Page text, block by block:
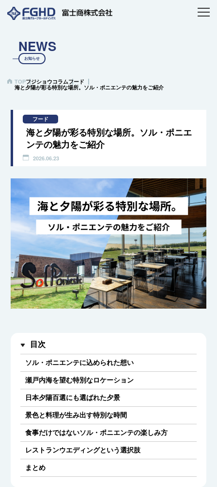
NEWS
お知らせ
TOPフジショウコラムフード
海と夕陽が彩る特別な場所。ソル・ポニエンテの魅力をご紹介
フード
海と夕陽が彩る特別な場所。ソル・ポニエ
ンテの魅力をご紹介
2026.06.23
目次
ソル・ポニエンテに込められた想い
瀬戸内海を望む特別なロケーション
日本夕陽百選にも選ばれた夕景
景色と料理が生み出す特別な時間
食事だけではないソル・ポニエンテの楽しみ方
レストランウエディングという選択肢
まとめ